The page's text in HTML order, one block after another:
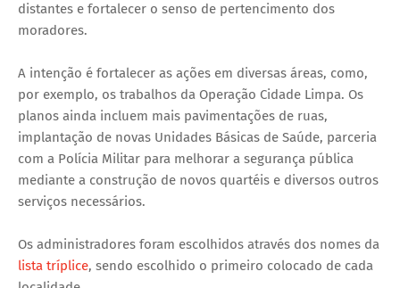
distantes e fortalecer o senso de pertencimento dos
moradores.
A intenção é fortalecer as ações em diversas áreas, como,
por exemplo, os trabalhos da Operação Cidade Limpa. Os
planos ainda incluem mais pavimentações de ruas,
implantação de novas Unidades Básicas de Saúde, parceria
com a Polícia Militar para melhorar a segurança pública
mediante a construção de novos quartéis e diversos outros
serviços necessários.
Os administradores foram escolhidos através dos nomes da
lista tríplice, sendo escolhido o primeiro colocado de cada